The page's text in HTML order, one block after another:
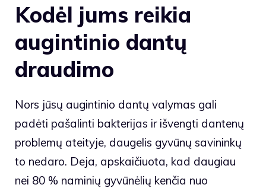
Kodėl jums reikia
augintinio dantų
draudimo
Nors jūsų augintinio dantų valymas gali
padėti pašalinti bakterijas ir išvengti dantenų
problemų ateityje, daugelis gyvūnų savininkų
to nedaro. Deja, apskaičiuota, kad daugiau
nei 80 % naminių gyvūnėlių kenčia nuo